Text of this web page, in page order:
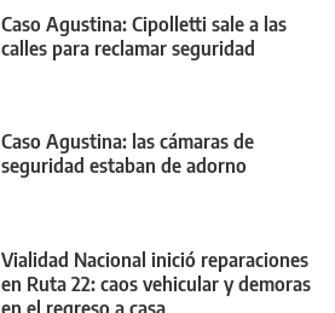
Caso Agustina: Cipolletti sale a las
calles para reclamar seguridad
Caso Agustina: las cámaras de
seguridad estaban de adorno
Vialidad Nacional inició reparaciones
en Ruta 22: caos vehicular y demoras
en el regreso a casa